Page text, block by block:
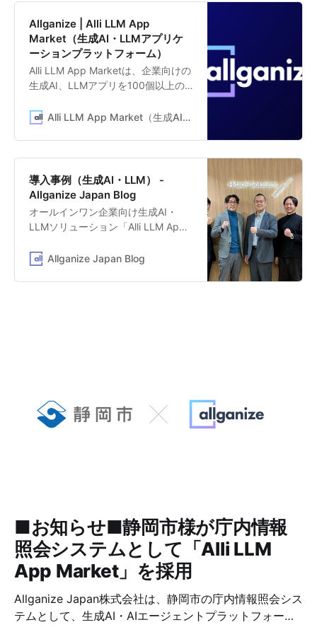
Allganize | Alli LLM App
Market（生成AI・LLMアプリケ
ーションプラットフォーム）
Alli LLM App Marketは、企業向けの
生成AI、LLMアプリを100個以上の
に活用できるLLMアプリプラットフ
「クレーム対応メール作成」「特定
文書の要約」「社内ドキュメントか
ら自動応答」「新規事業アイディア
提案」など、すぐに業務活用できる
生成AI、LLMアプリのテンプレート
を提供しています。
Alli LLM App Market（生成AI・LLMアプリケーションプラットフォーム）
導入事例（生成AI・LLM） -
Allganize Japan Blog
オールインワン企業向け生成AI・
LLMソリューション「Alli LLM App
Japanの公式ブログ。活用事例や生
Allganize Japan Blog
■お知らせ■静岡市様が庁内情報
照会システムとして「Alli LLM
App Market」を採用
Allganize Japan株式会社は、静岡市の庁内情報照会シス
テムとして、生成AI・AIエージェントプラットフォーム